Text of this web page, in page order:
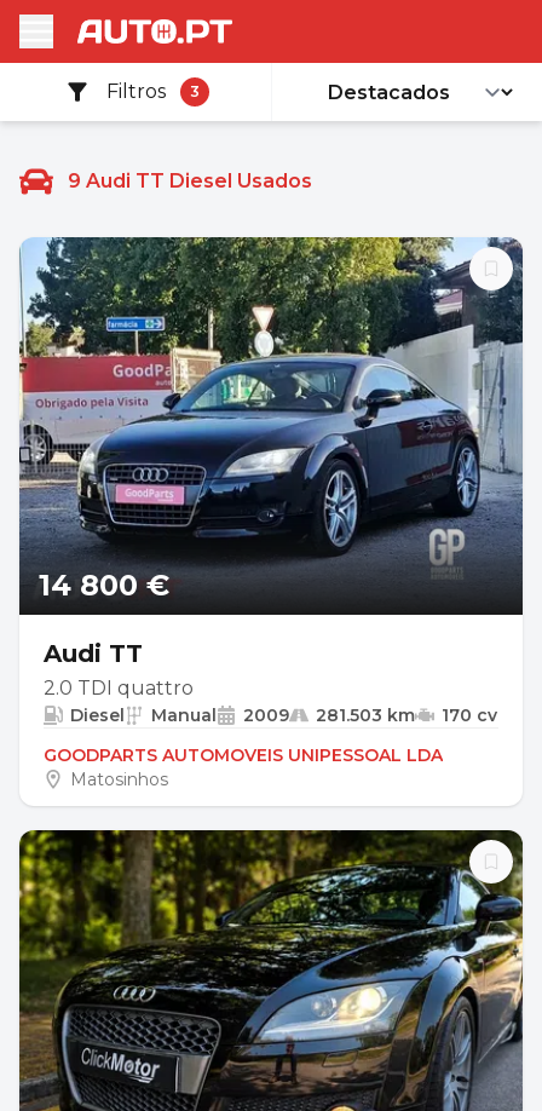
Filtros 3
9 Audi TT Diesel Usados
14 800 €
Audi TT
2.0 TDI quattro
Diesel Manual 2009 281.503 km
170 cv
GOODPARTS AUTOMOVEIS UNIPESSOAL LDA
Matosinhos